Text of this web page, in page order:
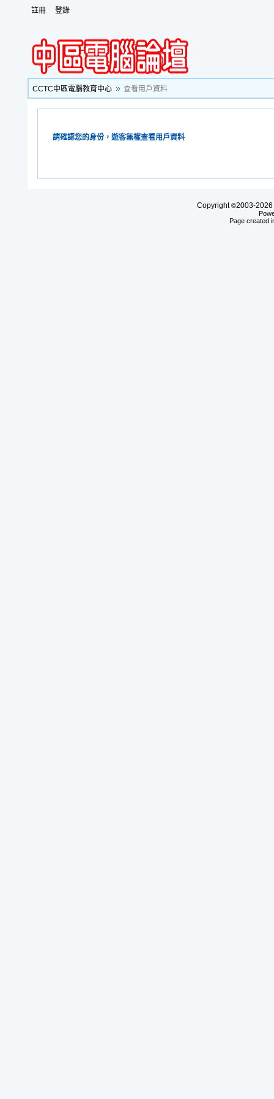
註冊 登錄
CCTC中區電腦教育中心 查看用戶資料
請確認您的身份，遊客無權查看用戶資料
Copyright©2003-2026
Page created